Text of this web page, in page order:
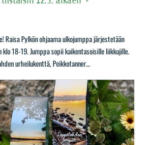
Raisa Pylkön ohjaama ulkojumppa järjestetään
18-19. Jumppa sopii kaikentasoisille liikkujille.
urheilukenttä, Peikkotanner…